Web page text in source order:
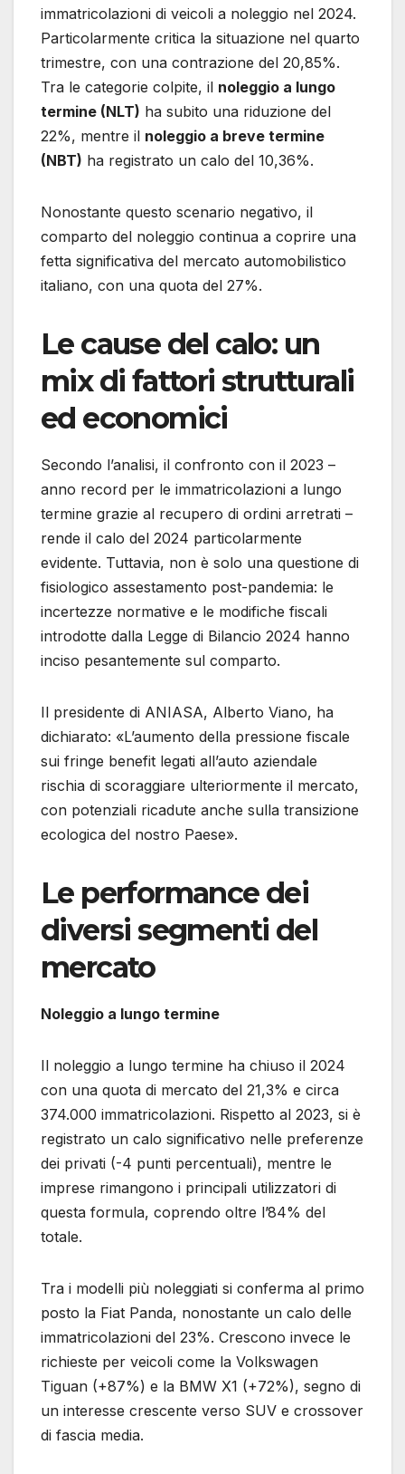
immatricolazioni di veicoli a noleggio nel 2024.
Particolarmente critica la situazione nel quarto
trimestre, con una contrazione del 20,85%.
Tra le categorie colpite, il noleggio a lungo
termine (NLT) ha subito una riduzione del
22%, mentre il noleggio a breve termine
(NBT) ha registrato un calo del 10,36%.
Nonostante questo scenario negativo, il
comparto del noleggio continua a coprire una
fetta significativa del mercato automobilistico
italiano, con una quota del 27%.
Le cause del calo: un
mix di fattori strutturali
ed economici
Secondo l’analisi, il confronto con il 2023 –
anno record per le immatricolazioni a lungo
termine grazie al recupero di ordini arretrati –
rende il calo del 2024 particolarmente
evidente. Tuttavia, non è solo una questione di
fisiologico assestamento post-pandemia: le
incertezze normative e le modifiche fiscali
introdotte dalla Legge di Bilancio 2024 hanno
inciso pesantemente sul comparto.
Il presidente di ANIASA, Alberto Viano, ha
dichiarato: «L’aumento della pressione fiscale
sui fringe benefit legati all’auto aziendale
rischia di scoraggiare ulteriormente il mercato,
con potenziali ricadute anche sulla transizione
ecologica del nostro Paese».
Le performance dei
diversi segmenti del
mercato
Noleggio a lungo termine
Il noleggio a lungo termine ha chiuso il 2024
con una quota di mercato del 21,3% e circa
374.000 immatricolazioni. Rispetto al 2023, si è
registrato un calo significativo nelle preferenze
dei privati (-4 punti percentuali), mentre le
imprese rimangono i principali utilizzatori di
questa formula, coprendo oltre l’84% del
totale.
Tra i modelli più noleggiati si conferma al primo
posto la Fiat Panda, nonostante un calo delle
immatricolazioni del 23%. Crescono invece le
richieste per veicoli come la Volkswagen
Tiguan (+87%) e la BMW X1 (+72%), segno di
un interesse crescente verso SUV e crossover
di fascia media.